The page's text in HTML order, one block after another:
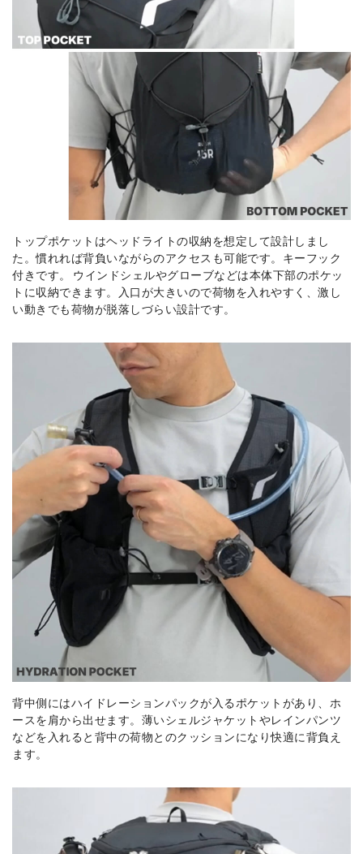
トップポケットはヘッドライトの収納を想定して設計しまし
た。慣れれば背負いながらのアクセスも可能です。キーフック
付きです。 ウインドシェルやグローブなどは本体下部のポケッ
トに収納できます。入口が大きいので荷物を入れやすく、激し
い動きでも荷物が脱落しづらい設計です。
背中側にはハイドレーションパックが入るポケットがあり、ホ
ースを肩から出せます。薄いシェルジャケットやレインパンツ
などを入れると背中の荷物とのクッションになり快適に背負え
ます。